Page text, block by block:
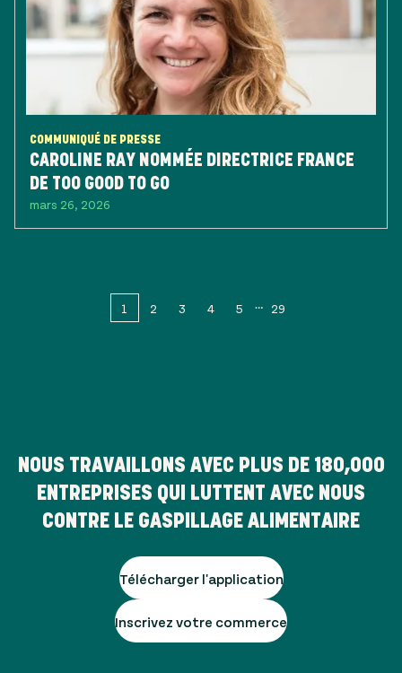
COMMUNIQUÉ DE PRESSE
CAROLINE RAY NOMMÉE DIRECTRICE FRANCE
DE TOO GOOD TO GO
mars 26, 2026
1 2 3 4 5 29
NOUS TRAVAILLONS AVEC PLUS DE 180,000
ENTREPRISES QUI LUTTENT AVEC NOUS
CONTRE LE GASPILLAGE ALIMENTAIRE
Télécharger l'application
Inscrivez votre commerce